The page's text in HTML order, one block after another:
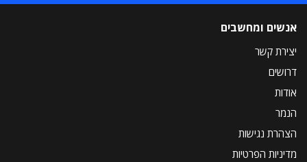
אנשים ומחשבים
יצירת קשר
דרושים
אודות
הנמר
הצהרת נגישות
מדיניות הפרטיות